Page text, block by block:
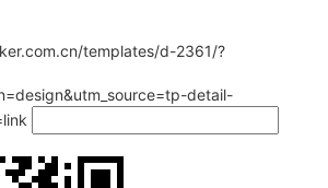
templates/d-2361/?
detail-